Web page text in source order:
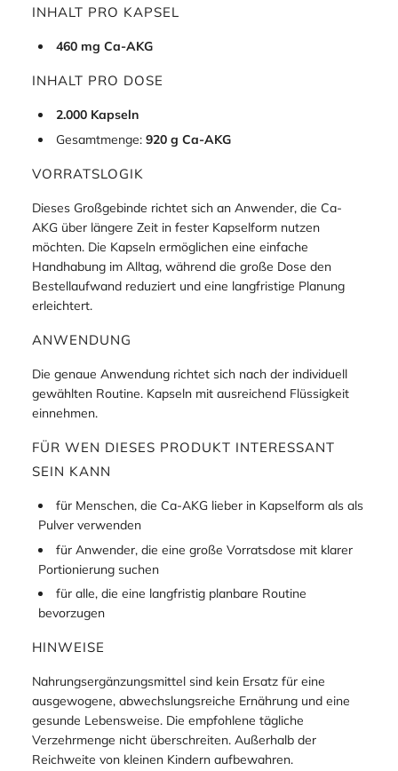
INHALT PRO KAPSEL
460 mg Ca-AKG
INHALT PRO DOSE
2.000 Kapseln
Gesamtmenge: 920 g Ca-AKG
VORRATSLOGIK
Dieses Großgebinde richtet sich an Anwender, die Ca-
AKG über längere Zeit in fester Kapselform nutzen
möchten. Die Kapseln ermöglichen eine einfache
Handhabung im Alltag, während die große Dose den
Bestellaufwand reduziert und eine langfristige Planung
erleichtert.
ANWENDUNG
Die genaue Anwendung richtet sich nach der individuell
gewählten Routine. Kapseln mit ausreichend Flüssigkeit
einnehmen.
FÜR WEN DIESES PRODUKT INTERESSANT
SEIN KANN
für Menschen, die Ca-AKG lieber in Kapselform als als
Pulver verwenden
für Anwender, die eine große Vorratsdose mit klarer
Portionierung suchen
für alle, die eine langfristig planbare Routine
bevorzugen
HINWEISE
Nahrungsergänzungsmittel sind kein Ersatz für eine
ausgewogene, abwechslungsreiche Ernährung und eine
gesunde Lebensweise. Die empfohlene tägliche
Verzehrmenge nicht überschreiten. Außerhalb der
Reichweite von kleinen Kindern aufbewahren.